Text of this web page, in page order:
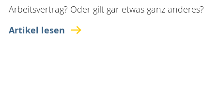
Arbeitsvertrag? Oder gilt gar etwas ganz anderes?
Artikel lesen